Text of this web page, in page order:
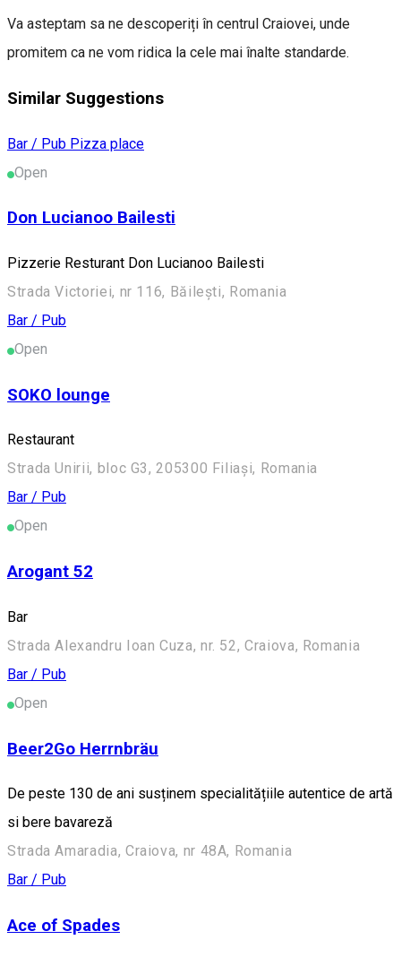
Va asteptam sa ne descoperiți în centrul Craiovei, unde
promitem ca ne vom ridica la cele mai înalte standarde.
Similar Suggestions
Bar / Pub Pizza place
Open
Don Lucianoo Bailesti
Pizzerie Resturant Don Lucianoo Bailesti
Strada Victoriei, nr 116, Băilești, Romania
Bar / Pub
Open
SOKO lounge
Restaurant
Strada Unirii, bloc G3, 205300 Filiași, Romania
Bar / Pub
Open
Arogant 52
Bar
Strada Alexandru Ioan Cuza, nr. 52, Craiova, Romania
Bar / Pub
Open
Beer2Go Herrnbräu
De peste 130 de ani susținem specialitățiile autentice de artă
si bere bavareză
Strada Amaradia, Craiova, nr 48A, Romania
Bar / Pub
Ace of Spades